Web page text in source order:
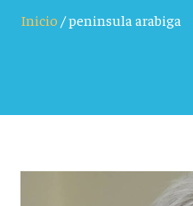
Inicio/peninsula arabiga